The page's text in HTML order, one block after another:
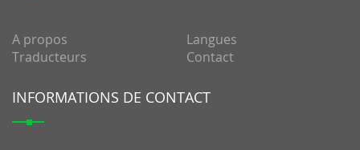
A propos
Traducteurs
Langues
Contact
INFORMATIONS DE CONTACT